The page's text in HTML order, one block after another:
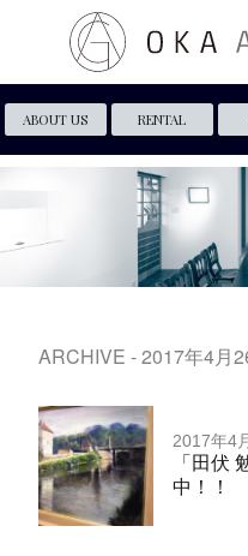
ABOUT US RENTAL
ARCHIVE - 2017年4月
2017年4
「田伏
中！！